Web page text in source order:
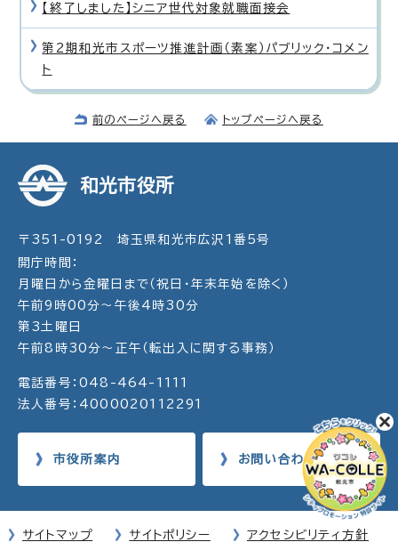
【終了しました】シニア世代対象就職面接会
第2期和光市スポーツ推進計画（素案）パブリック・コメン
ト
前のページへ戻る トップページへ戻る
和光市役所
〒351-0192 埼玉県和光市広沢1番5号
開庁時間：
月曜日から金曜日まで（祝日・年末年始を除く）
午前9時00分～午後4時30分
第3土曜日
午前8時30分～正午（転出入に関する事務）
電話番号：048-464-1111
法人番号：4000020112291
市役所案内 お問い合わせ
サイトマップ サイトポリシー アクセシビリティ方針